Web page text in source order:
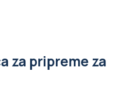
za pripreme za